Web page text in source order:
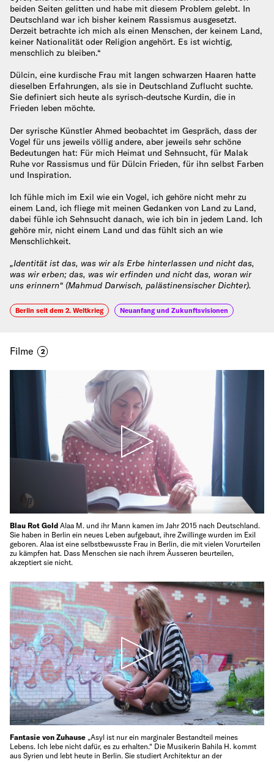
beiden Seiten gelitten und habe mit diesem Problem gelebt. In
Deutschland war ich bisher keinem Rassismus ausgesetzt.
Derzeit betrachte ich mich als einen Menschen, der keinem Land,
keiner Nationalität oder Religion angehört. Es ist wichtig,
menschlich zu bleiben.“
Dülcin, eine kurdische Frau mit langen schwarzen Haaren hatte
dieselben Erfahrungen, als sie in Deutschland Zuflucht suchte.
Sie definiert sich heute als syrisch-deutsche Kurdin, die in
Frieden leben möchte.
Der syrische Künstler Ahmed beobachtet im Gespräch, dass der
Vogel für uns jeweils völlig andere, aber jeweils sehr schöne
Bedeutungen hat: Für mich Heimat und Sehnsucht, für Malak
Ruhe vor Rassismus und für Dülcin Frieden, für ihn selbst Farben
und Inspiration.
Ich fühle mich im Exil wie ein Vogel, ich gehöre nicht mehr zu
einem Land, ich fliege mit meinen Gedanken von Land zu Land,
dabei fühle ich Sehnsucht danach, wie ich bin in jedem Land. Ich
gehöre mir, nicht einem Land und das fühlt sich an wie
Menschlichkeit.
„Identität ist das, was wir als Erbe hinterlassen und nicht das,
was wir erben; das, was wir erfinden und nicht das, woran wir
uns erinnern“ (Mahmud Darwisch, palästinensischer Dichter).
Berlin seit dem 2. Weltkrieg Neuanfang und Zukunftsvisionen
Filme 2
Blau Rot Gold Alaa M. und ihr Mann kamen im Jahr 2015 nach Deutschland.
Sie haben in Berlin ein neues Leben aufgebaut, ihre Zwillinge wurden im Exil
geboren. Alaa ist eine selbstbewusste Frau in Berlin, die mit vielen Vorurteilen
zu kämpfen hat. Dass Menschen sie nach ihrem Äusseren beurteilen,
akzeptiert sie nicht.
Fantasie von Zuhause „Asyl ist nur ein marginaler Bestandteil meines
Lebens. Ich lebe nicht dafür, es zu erhalten.“ Die Musikerin Bahila H. kommt
aus Syrien und lebt heute in Berlin. Sie studiert Architektur an der